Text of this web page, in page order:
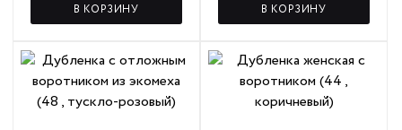
В КОРЗИНУ В КОРЗИНУ